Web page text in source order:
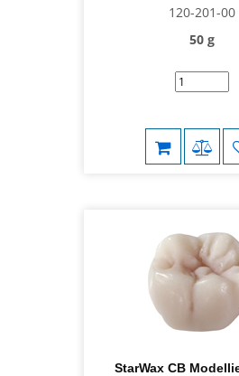
120-201-00
50 g
StarWax CB